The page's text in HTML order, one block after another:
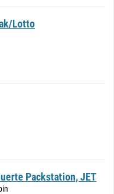
Lotto
Packstation, JET